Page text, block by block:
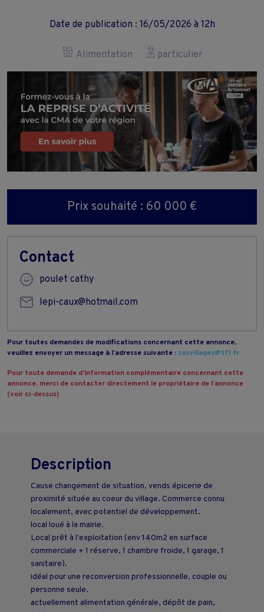
Date de publication : 16/05/2026 à 12h
Alimentation particulier
Prix souhaité : 60 000 €
Contact
poulet cathy
lepi-caux@hotmail.com
Pour toutes demandes de modifications concernant cette annonce,
veuillez envoyer un message à l’adresse suivante : sosvillages@tf1.fr
Pour toute demande d’information complémentaire concernant cette
annonce, merci de contacter directement le propriétaire de l’annonce
(voir ci-dessus)
Description
Cause changement de situation, vends épicerie de
proximité située au coeur du village. Commerce connu
localement, avec potentiel de développement.
local loué à la mairie.
Local prêt à l'exploitation (env 140m2 en surface
commerciale + 1 réserve, 1 chambre froide, 1 garage, 1
sanitaire).
idéal pour une reconversion professionnelle, couple ou
personne seule.
actuellement alimentation générale, dépôt de pain,